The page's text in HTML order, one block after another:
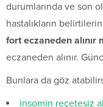
durumlarında ve son
hastalıkların
fort eczaneden alınır
eczaneden alınır.
Bunlara da göz
insomin reçetesiz